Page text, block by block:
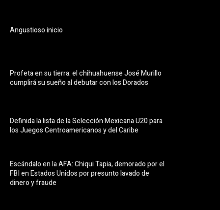
Angustioso inicio
Profeta en su tierra: el chihuahuense José Murillo
cumplirá su sueño al debutar con los Dorados
Definida la lista de la Selección Mexicana U20 para
los Juegos Centroamericanos y del Caribe
Escándalo en la AFA: Chiqui Tapia, demorado por el
FBI en Estados Unidos por presunto lavado de
dinero y fraude